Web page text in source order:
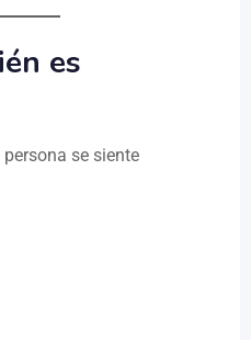
es
se siente